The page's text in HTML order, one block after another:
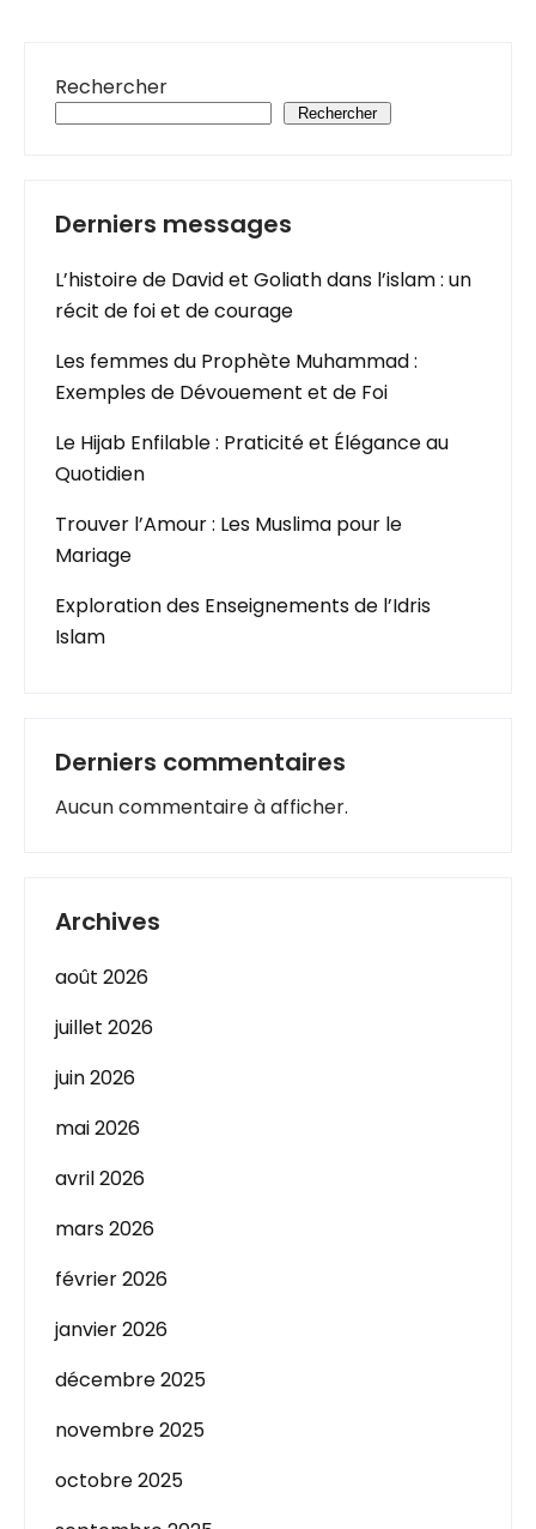
Rechercher
Rechercher
Derniers messages
L’histoire de David et Goliath dans l’islam : un
récit de foi et de courage
Les femmes du Prophète Muhammad :
Exemples de Dévouement et de Foi
Le Hijab Enfilable : Praticité et Élégance au
Quotidien
Trouver l’Amour : Les Muslima pour le
Mariage
Exploration des Enseignements de l’Idris
Islam
Derniers commentaires
Aucun commentaire à afficher.
Archives
août 2026
juillet 2026
juin 2026
mai 2026
avril 2026
mars 2026
février 2026
janvier 2026
décembre 2025
novembre 2025
octobre 2025